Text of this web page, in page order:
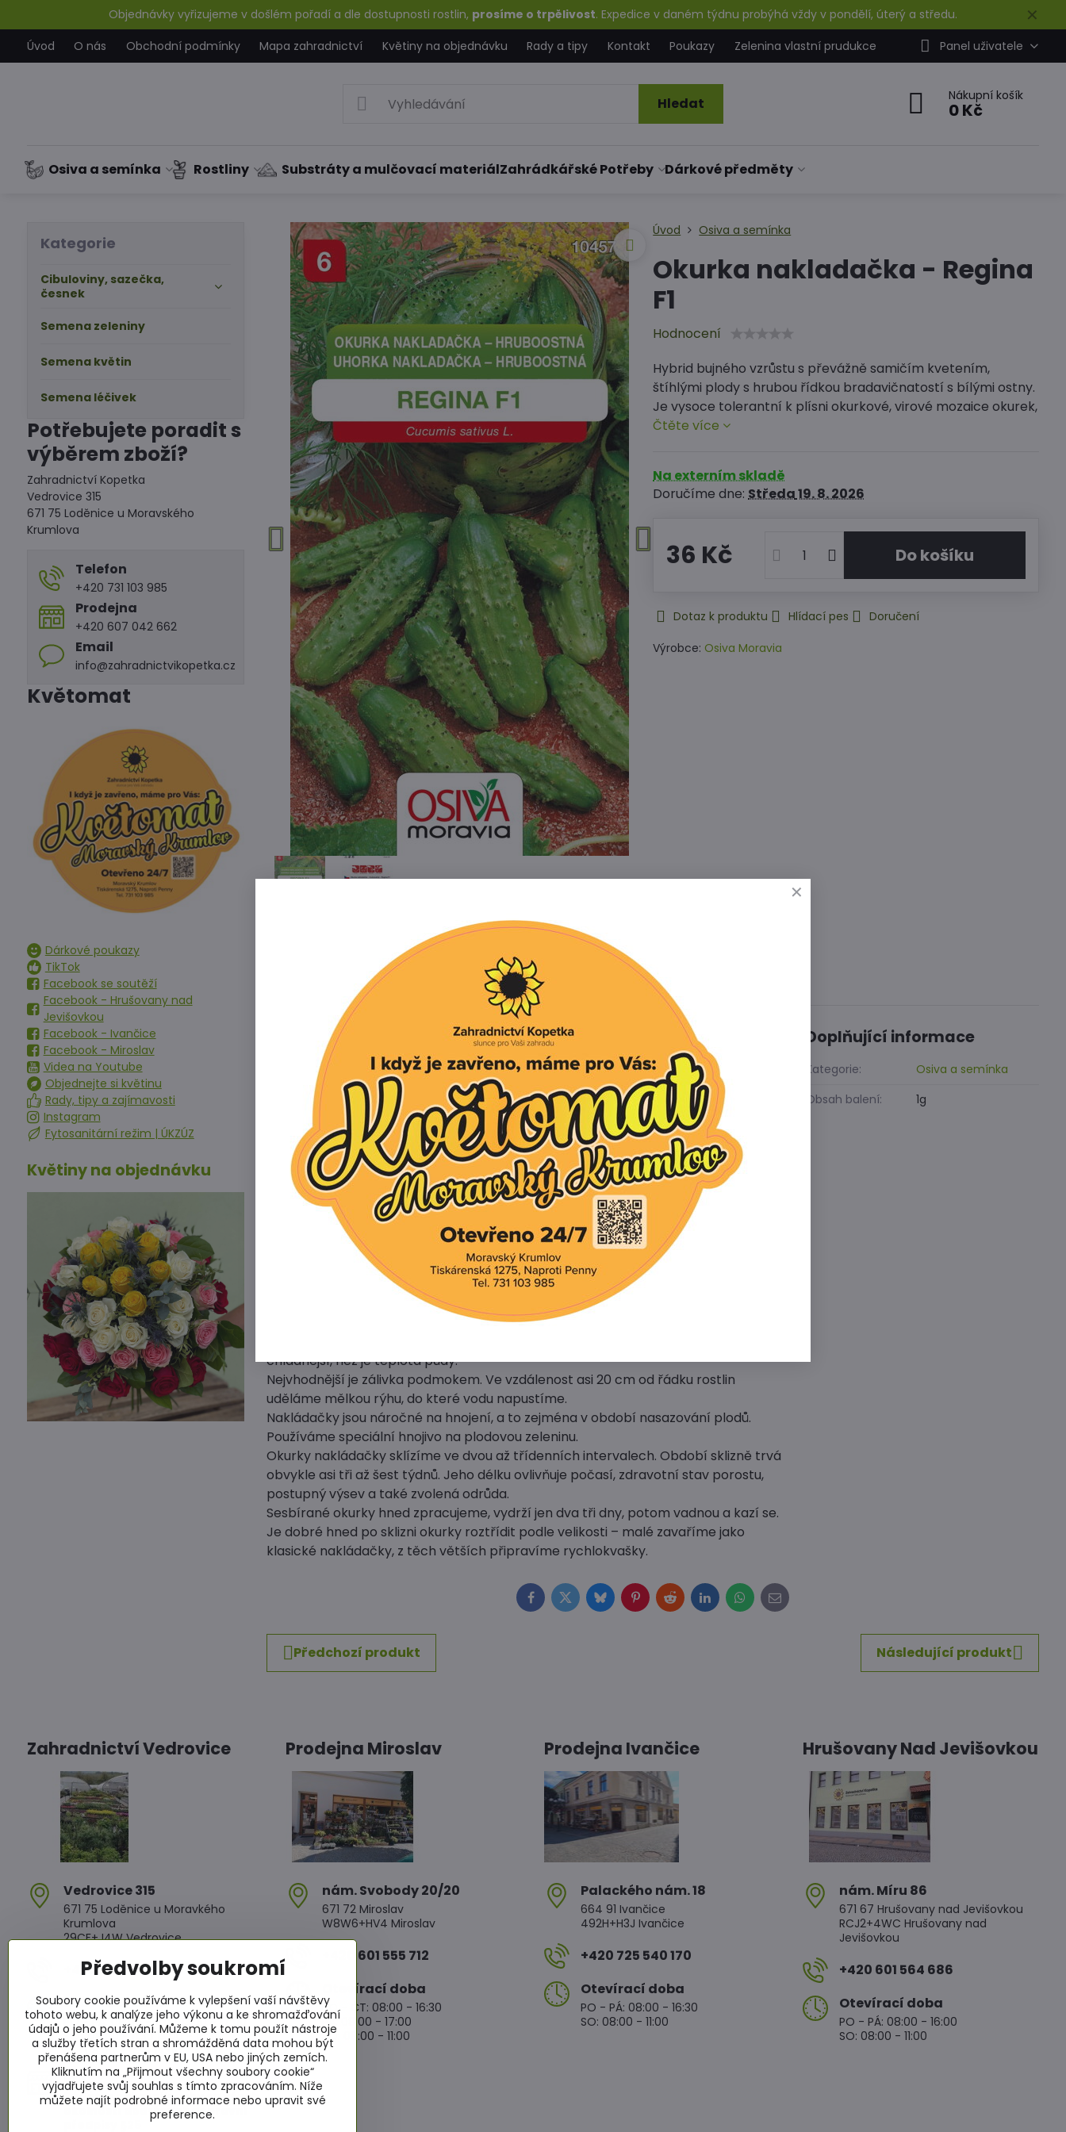
✕
Objednávky vyřizujeme v došlém pořadí a dle dostupnosti rostlin, prosíme o trpělivost. Expedice v daném týdnu probýhá vždy v pondělí, úterý a středu.
Úvod
O nás Obchodní podmínky Mapa zahradnictví Květiny na objednávku Rady a tipy Kontakt Poukazy Zelenina vlastní prudukce Panel uživatele
Hledat Nákupní košík
0 Kč
Osiva a semínka Rostliny Substráty a mulčovací materiálZahrádkářské Potřeby Dárkové předměty
Úvod Osiva a semínka
Okurka nakladačka - Regina
F1
Hodnocení
Hybrid bujného vzrůstu s převážně samičím kvetením,
štíhlými plody s hrubou řídkou bradavičnatostí s bílými ostny.
Je vysoce tolerantní k plísni okurkové, virové mozaice okurek,
Čtěte více
Na externím skladě
Doručíme dne:Středa19. 8. 2026
36 Kč Do košíku
Dotaz k produktu Hlídací pes
Doručení
Výrobce: Osiva Moravia
Popis Recenze
Hybrid bujného vzrůstu s převážně samičím kvetením, štíhlými plody s hrubou
řídkou bradavičnatostí s bílými ostny. Je vysoce tolerantní k plísni okurkové,
virové mozaice okurek, padlí, černi okurkové a bakterióze. Pomalu přerůstá,
rostliny dobře regenerují.
Jak pěstovat okurky nakladačky:
Vyžadují hluboké propustné půdy, bohaté na humus i živiny a slunečné stanoviště
chráněné před větrem. Nedaří se jim v těžkých, studených a
zamokřených půdách.
Osivo okurek nakládaček vyséváme od května do června do dobře připravené
půdy obohacené o kompost.
Při setí má být půda teplá alespoň 15 °C, potom semena vyklíčí do cca deseti dnů.
Pěstovat je můžeme i ze sadby. Vždy dvě až tři semena vysejeme do větších
květináčků asi měsíc před plánovanou výsadbou na záhon.
Pro optimální vývoj plodů je nutná pravidelná a dostatečná zálivka od vzcházení až
do konce nasazování plodů. Zaléváme dvakrát až třikrát týdně.
chladnější, než je teplota půdy.
Nejvhodnější je zálivka podmokem. Ve vzdálenost asi 20 cm od řádku rostlin
uděláme mělkou rýhu, do které vodu napustíme.
Nakládačky jsou náročné na hnojení, a to zejména v období nasazování plodů.
Používáme speciální hnojivo na plodovou zeleninu.
Okurky nakládačky sklízíme ve dvou až třídenních intervalech. Období sklizně trvá
obvykle asi tři až šest týdnů. Jeho délku ovlivňuje počasí, zdravotní stav porostu,
postupný výsev a také zvolená odrůda.
Sesbírané okurky hned zpracujeme, vydrží jen dva tři dny, potom vadnou a kazí se.
Je dobré hned po sklizni okurky roztřídit podle velikosti – malé zavaříme jako
klasické nakládačky, z těch větších připravíme rychlokvašky.
Doplňující informace
Kategorie:
Osiva a semínka
Obsah balení:
1g
Facebook
TwitterBlueskyPinterest
RedditLinkedInWhatsApp
E-
mail
Předchozí produkt Následující produkt
Kategorie
Cibuloviny, sazečka,
česnek
Semena zeleniny
Semena květin
Semena léčivek
Potřebujete poradit s
výběrem zboží?
Zahradnictví Kopetka
Vedrovice 315
671 75 Loděnice u Moravského
Krumlova
Telefon
+420 731 103 985
Prodejna
+420 607 042 662
Email
info@zahradnictvikopetka.cz
Květomat
Dárkové poukazy
TikTok
Facebook se soutěží
Facebook - Hrušovany nad
Jevišovkou
Facebook - Ivančice
Facebook - Miroslav
Videa na Youtube
Objednejte si květinu
Rady, tipy a zajímavosti
Instagram
Fytosanitární režim | ÚKZÚZ
Květiny na objednávku
Zahradnictví Vedrovice
Vedrovice 315
671 75 Loděnice u Moravkého
Krumlova
29CF+J4W Vedrovice
+420 607 042 662
Otevírací doba
PO - PÁ: 08:00 - 11:00 13:00 - 17:00
SO : 08:00 - 11:30 13:00 - 16:30
NE : 08:00 - 11:30 14:00 - 16:00
Info
Žádáme zákazníky aby za všech
okolností dodržovali dopravní
Prodejna Miroslav
nám​. Svobody 20/20
671 72 Miroslav
W8W6+HV4 Miroslav
+420 601 555 712
Otevírací doba
PO - ČT: 08:00 - 16:30
PÁ: 08:00 - 17:00
SO: 08:00 - 11:00
Prodejna Ivančice
Palackého nám​. 18
664 91 Ivančice
492H+H3J Ivančice
+420 725 540 170
Otevírací doba
PO - PÁ: 08:00 - 16:30
SO: 08:00 - 11:00
Hrušovany Nad Jevišovkou
nám​. Míru 86
671 67 Hrušovany nad Jevišovkou
RCJ2+4WC Hrušovany nad
Jevišovkou
+420 601 564 686
Otevírací doba
PO - PÁ: 08:00 - 16:00
SO: 08:00 - 11:00
Předvolby soukromí
Soubory cookie používáme k vylepšení vaší návštěvy
tohoto webu, k analýze jeho výkonu a ke shromažďování
údajů o jeho používání. Můžeme k tomu použít nástroje
a služby třetích stran a shromážděná data mohou být
přenášena partnerům v EU, USA nebo jiných zemích.
Kliknutím na „Přijmout všechny soubory cookie“
vyjadřujete svůj souhlas s tímto zpracováním. Níže
můžete najít podrobné informace nebo upravit své
preference.